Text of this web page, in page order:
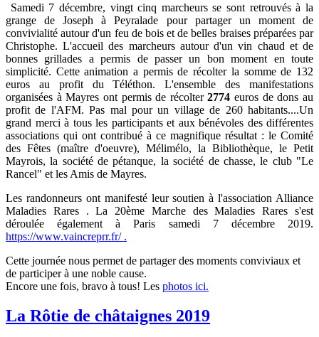
Samedi 7 décembre, vingt cinq marcheurs se sont retrouvés à la
grange de Joseph à Peyralade pour partager un moment de
convivialité autour d'un feu de bois et de belles braises préparées par
Christophe. L'accueil des marcheurs autour d'un vin chaud et de
bonnes grillades a permis de passer un bon moment en toute
simplicité. Cette animation a permis de récolter la somme de 132
euros au profit du Téléthon. L'ensemble des manifestations
organisées à Mayres ont permis de récolter2774 euros de dons au
profit de l'AFM. Pas mal pour un village de 260 habitants....Un
grand merci à tous les participants et aux bénévoles des différentes
associations qui ont contribué à ce magnifique résultat : le Comité
des Fêtes (maître d'oeuvre), Mélimélo, la Bibliothèque, le Petit
Mayrois, la société de pétanque, la société de chasse, le club "Le
Rancel" et les Amis de Mayres.
Les randonneurs ont manifesté leur soutien à l'association Alliance
Maladies Rares . La 20ème Marche des Maladies Rares s'est
déroulée également à Paris samedi 7 décembre 2019.
https://www.vaincreprr.fr/ .
Cette journée nous permet de partager des moments conviviaux et
de participer à une noble cause.
Encore une fois, bravo à tous! Les photos ici.
La Rôtie de châtaignes 2019